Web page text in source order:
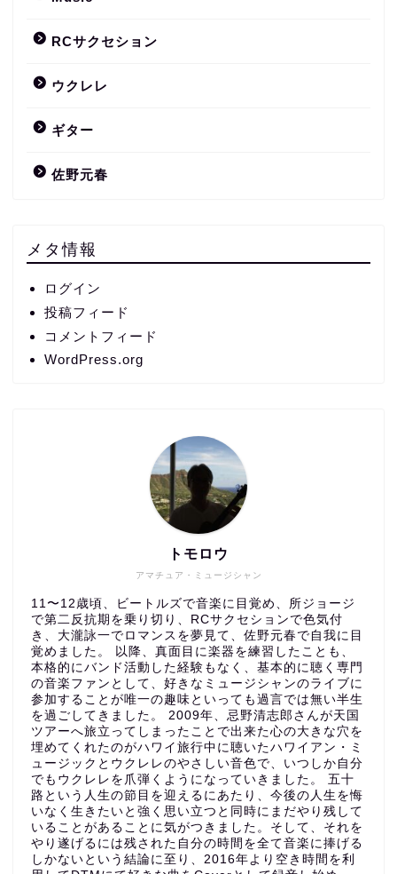
RCサクセション
ウクレレ
ギター
佐野元春
メタ情報
ログイン
投稿フィード
コメントフィード
WordPress.org
アマチュア・ミュージシャン
トモロウ
11〜12歳頃、ビートルズで音楽に目覚め、所ジョージ
で第二反抗期を乗り切り、RCサクセションで色気付
き、大瀧詠一でロマンスを夢見て、佐野元春で自我に目
覚めました。 以降、真面目に楽器を練習したことも、
本格的にバンド活動した経験もなく、基本的に聴く専門
の音楽ファンとして、好きなミュージシャンのライブに
参加することが唯一の趣味といっても過言では無い半生
を過ごしてきました。 2009年、忌野清志郎さんが天国
ツアーへ旅立ってしまったことで出来た心の大きな穴を
埋めてくれたのがハワイ旅行中に聴いたハワイアン・ミ
ュージックとウクレレのやさしい音色で、いつしか自分
でもウクレレを爪弾くようになっていきました。 五十
路という人生の節目を迎えるにあたり、今後の人生を悔
いなく生きたいと強く思い立つと同時にまだやり残して
いることがあることに気がつきました。そして、それを
やり遂げるには残された自分の時間を全て音楽に捧げる
しかないという結論に至り、2016年より空き時間を利